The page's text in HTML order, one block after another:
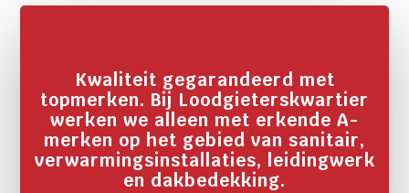
Kwaliteit gegarandeerd met
topmerken. Bij Loodgieterskwartier
werken we alleen met erkende A-
merken op het gebied van sanitair,
verwarmingsinstallaties, leidingwerk
en dakbedekking.